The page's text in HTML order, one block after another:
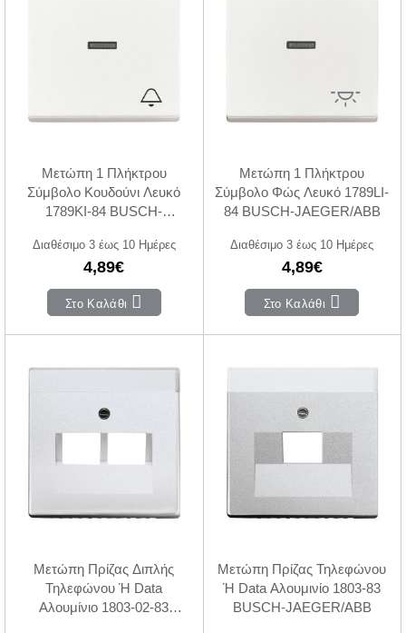
Μετώπη 1 Πλήκτρου
Σύμβολο Κουδούνι Λευκό
1789KI-84 BUSCH-
Διαθέσιμο 3 έως 10 Ημέρες
4,89€
Στο Καλάθι
Μετώπη 1 Πλήκτρου
Σύμβολο Φώς Λευκό 1789LI-
84 BUSCH-JAEGER/ABB
Διαθέσιμο 3 έως 10 Ημέρες
4,89€
Στο Καλάθι
Μετώπη Πρίζας Διπλής
Τηλεφώνου Ή Data
Αλουμίνιο 1803-02-83
Μετώπη Πρίζας Τηλεφώνου
Ή Data Αλουμινίο 1803-83
BUSCH-JAEGER/ABB